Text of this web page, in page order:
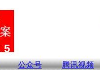
公众号 腾讯视频